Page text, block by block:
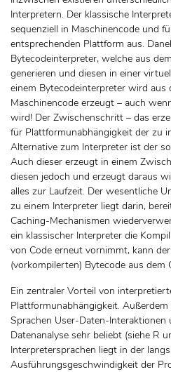
Interpretern. Der klassische
sequenziell in Maschinencode und
entsprechenden Plattform aus.
Bytecodeinterpreter, welche aus
generieren und diesen in einer
einem Bytecodeinterpreter wird aus
Maschinencode erzeugt – auch
wird! Der Zwischenschritt – das
für Plattformunabhängigkeit der zu
Alternative zum Interpreter ist der
Auch dieser erzeugt in einem
diesen jedoch und erzeugt daraus
alles zur Laufzeit. Der wesentliche
zu einem Interpreter liegt darin,
Caching-Mechanismen
ein klassischer Interpreter die
von Code erneut vornimmt, kann
(vorkompilerten) Bytecode aus dem
Ein zentraler Vorteil von
Plattformunabhängigkeit.
Sprachen User-Daten-Interaktionen
Datenanalyse sehr beliebt (siehe R
Interpretersprachen liegt in der
Ausführungsgeschwindigkeit der